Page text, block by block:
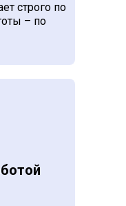
строго по
– по